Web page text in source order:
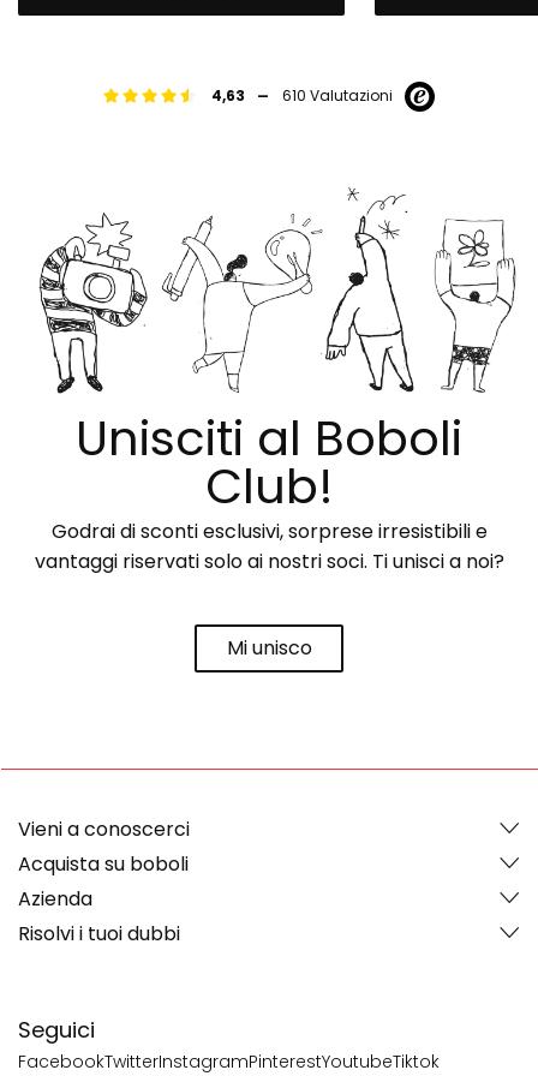
4,63 - 610 Valutazioni
Unisciti al Boboli
Club!
Godrai di sconti esclusivi, sorprese irresistibili e
vantaggi riservati solo ai nostri soci. Ti unisci a noi?
Mi unisco
Seguici
FacebookTwitterInstagramPinterestYoutubeTiktok
Vieni a conoscerci
Acquista su boboli
Azienda
Risolvi i tuoi dubbi